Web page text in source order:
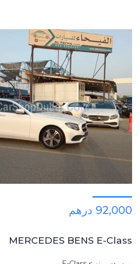
92,000 درهم
MERCEDES BENS E-Class